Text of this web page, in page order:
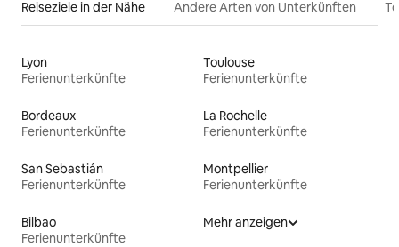
Reiseziele in der Nähe Andere Arten von Unterkünften
Lyon
Ferienunterkünfte
Toulouse
Ferienunterkünfte
Bordeaux
Ferienunterkünfte
La Rochelle
Ferienunterkünfte
San Sebastián
Ferienunterkünfte
Montpellier
Ferienunterkünfte
Bilbao
Ferienunterkünfte
Mehr anzeigen